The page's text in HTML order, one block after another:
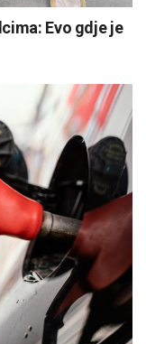
Evo gdje je